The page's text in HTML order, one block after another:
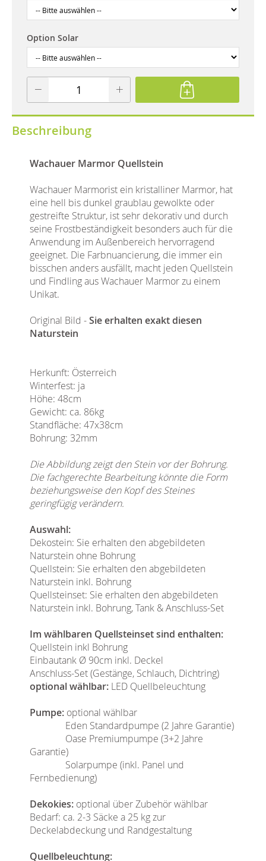
Option Solar
Beschreibung
Wachauer Marmor Quellstein
Wachauer Marmorist ein kristalliner Marmor, hat
eine hell bis dunkel graublau gewolkte oder
gestreifte Struktur, ist sehr dekorativ und durch
seine Frostbeständigkeit besonders auch für die
Anwendung im Außenbereich hervorragend
geeignet. Die Farbnuancierung, die immer ein
bisschen anders ausfällt, macht jeden Quellstein
und Findling aus Wachauer Marmor zu einem
Unikat.
Original Bild -Sie erhalten exakt diesen
Naturstein
Herkunft: Österreich
Winterfest: ja
Höhe: 48cm
Gewicht: ca. 86kg
Standfläche: 47x38cm
Bohrung: 32mm
Die Abbildung zeigt den Stein vor der Bohrung.
Die fachgerechte Bearbeitung könnte die Form
beziehungsweise den Kopf des Steines
geringfügig verändern.
Auswahl:
Dekostein: Sie erhalten den abgebildeten
Naturstein ohne Bohrung
Quellstein: Sie erhalten den abgebildeten
Naturstein inkl. Bohrung
Quellsteinset: Sie erhalten den abgebildeten
Naturstein inkl. Bohrung, Tank & Anschluss-Set
Im wählbaren Quellsteinset sind enthalten:
Quellstein inkl Bohrung
Einbautank Ø 90cm inkl. Deckel
Anschluss-Set (Gestänge, Schlauch, Dichtring)
optional wählbar: LED Quellbeleuchtung
Pumpe: optional wählbar
Eden Standardpumpe (2 Jahre Garantie)
Oase Premiumpumpe (3+2 Jahre
Garantie)
Solarpumpe (inkl. Panel und
Fernbedienung)
Dekokies: optional über Zubehör wählbar
Bedarf: ca. 2-3 Säcke a 25 kg zur
Deckelabdeckung und Randgestaltung
Quellbeleuchtung: